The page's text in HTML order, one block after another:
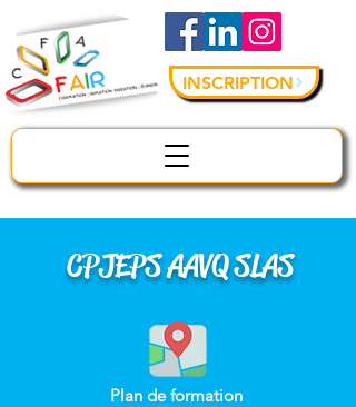
INSCRIPTION
CPJEPS AAVQ SLAS
Plan de formation